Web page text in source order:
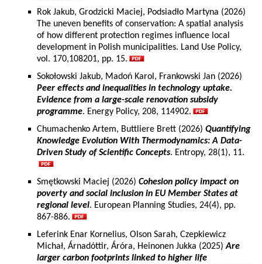
Rok Jakub, Grodzicki Maciej, Podsiadło Martyna (2026)
The uneven benefits of conservation: A spatial analysis
of how different protection regimes influence local
development in Polish municipalities. Land Use Policy,
vol. 170,108201, pp. 15.
Sokołowski Jakub, Madoń Karol, Frankowski Jan (2026)
Peer effects and inequalities in technology uptake.
Evidence from a large-scale renovation subsidy
programme. Energy Policy, 208, 114902.
Chumachenko Artem, Buttliere Brett (2026) Quantifying
Knowledge Evolution With Thermodynamics: A Data-
Driven Study of Scientific Concepts. Entropy, 28(1), 11.
Smętkowski Maciej (2026) Cohesion policy impact on
poverty and social inclusion in EU Member States at
regional level. European Planning Studies, 24(4), pp.
867-886.
Leferink Enar Kornelius, Olson Sarah, Czepkiewicz
Michał, Árnadóttir, Áróra, Heinonen Jukka (2025)Are
larger carbon footprints linked to higher life